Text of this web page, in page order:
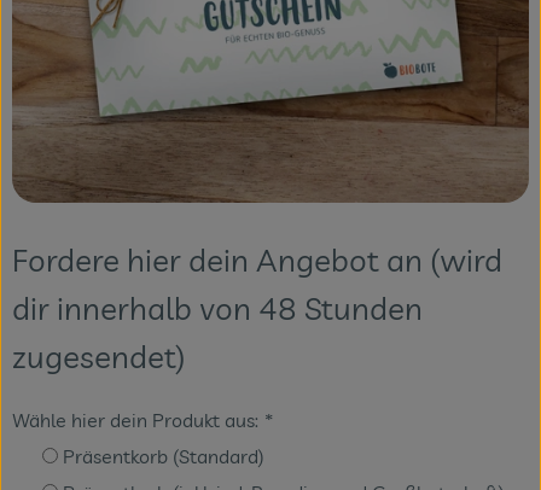
Fordere hier dein Angebot an (wird
dir innerhalb von 48 Stunden
zugesendet)
Wähle hier dein Produkt aus: *
Präsentkorb (Standard)